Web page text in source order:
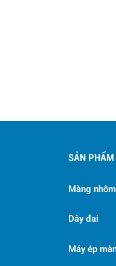
SẢN PHẨM
Màng nhôm
Dây đai
Máy ép